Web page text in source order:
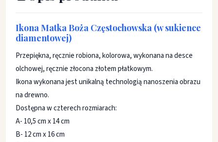
Ikona Matka Boża Częstochowska (w sukience
diamentowej)
Przepiękna, ręcznie robiona, kolorowa, wykonana na desce
olchowej, ręcznie złocona złotem płatkowym.
Ikona wykonana jest unikalną technologią nanoszenia obrazu
na drewno.
Dostępna w czterech rozmiarach:
A- 10,5 cm x 14 cm
B- 12 cm x 16 cm